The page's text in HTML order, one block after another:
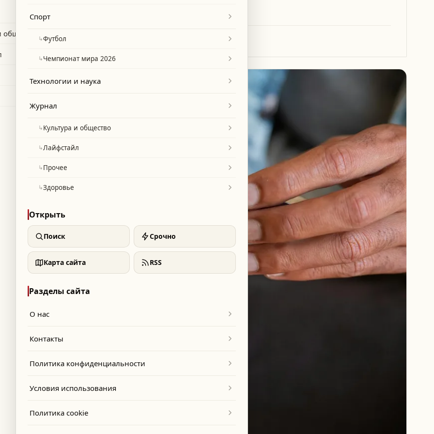
в заблуждение.
Спорт
↳Футбол
↳Чемпионат мира 2026
Технологии и наука
Журнал
↳Культура и общество
↳Лайфстайл
↳Прочее
↳Здоровье
Открыть
Поиск Срочно
Карта сайта RSS
Разделы сайта
О нас
Контакты
Политика конфиденциальности
Условия использования
Политика cookie